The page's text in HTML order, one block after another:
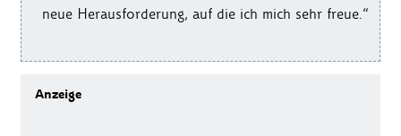
neue Herausforderung, auf die ich mich sehr freue.“